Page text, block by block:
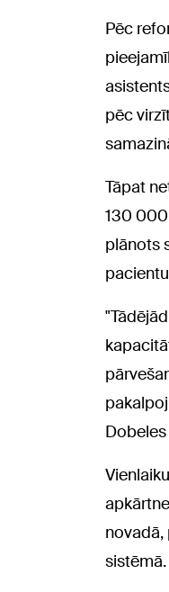
Pēc
pēc
Tāpat
130
plānots
sistēmā.